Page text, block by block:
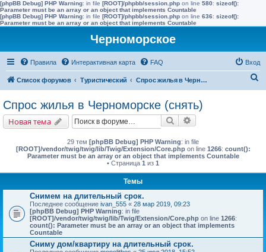
[phpBB Debug] PHP Warning: in file [ROOT]/phpbb/session.php on line 580: sizeof():
Parameter must be an array or an object that implements Countable
[phpBB Debug] PHP Warning: in file [ROOT]/phpbb/session.php on line 636: sizeof():
Parameter must be an array or an object that implements Countable
Черноморское
Правила Интерактивная карта FAQ Вход
Список форумов Туристический Спрос жилья в Черноморске (снять)
Спрос жилья в Черноморске (снять)
Новая тема Поиск
29 тем [phpBB Debug] PHP Warning: in file
[ROOT]/vendor/twig/twig/lib/Twig/Extension/Core.phpon line 1266: count():
Parameter must be an array or an object that implements Countable
• Страница 1 из 1
Темы
Снимем на длительный срок.
Последнее сообщение ivan_555 « 28 мар 2019, 09:23
[phpBB Debug] PHP Warning: in file
[ROOT]/vendor/twig/twig/lib/Twig/Extension/Core.php on line 1266:
count(): Parameter must be an array or an object that implements
Countable
Сниму дом/квартиру на длительный срок.